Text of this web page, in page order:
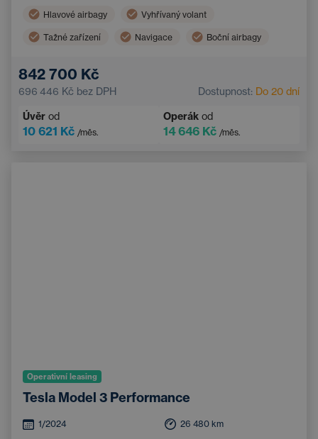
Hlavové airbagy Vyhřívaný volant
Tažné zařízení Navigace Boční airbagy
Adaptivní tempomat
842 700 Kč
696 446 Kč bez DPH Dostupnost: Do 20 dní
Úvěr od
10 621 Kč /měs.
Operák od
14 646 Kč /měs.
Operativní leasing
Tesla Model 3 Performance
1/2024 26 480 km